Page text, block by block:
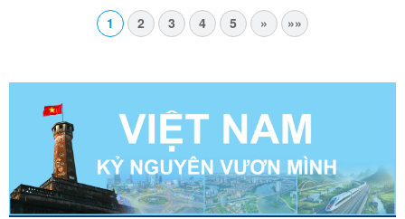
1 2 3 4 5 » »»